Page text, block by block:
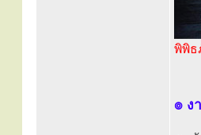
พิพิธ
๏ ง